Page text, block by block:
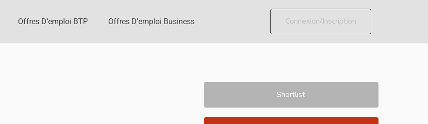
Offres D’emploi BTP Offres D’emploi Business Connexion/Inscription
Shortlist